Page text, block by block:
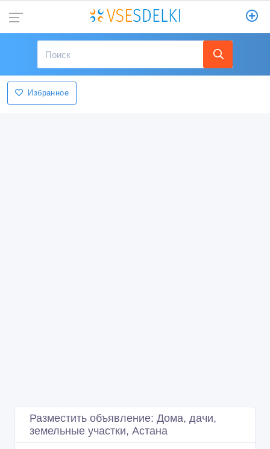
Избранное
Разместить объявление: Дома, дачи,
земельные участки, Астана